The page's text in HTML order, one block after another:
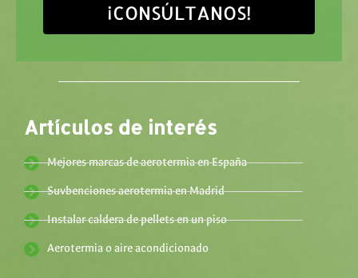
¡CONSÚLTANOS!
Artículos de interés
Mejores marcas de aerotermia en España
Suvbenciones aerotermia en Madrid
Instalar caldera de pellets en un piso
Aerotermia o aire acondicionado